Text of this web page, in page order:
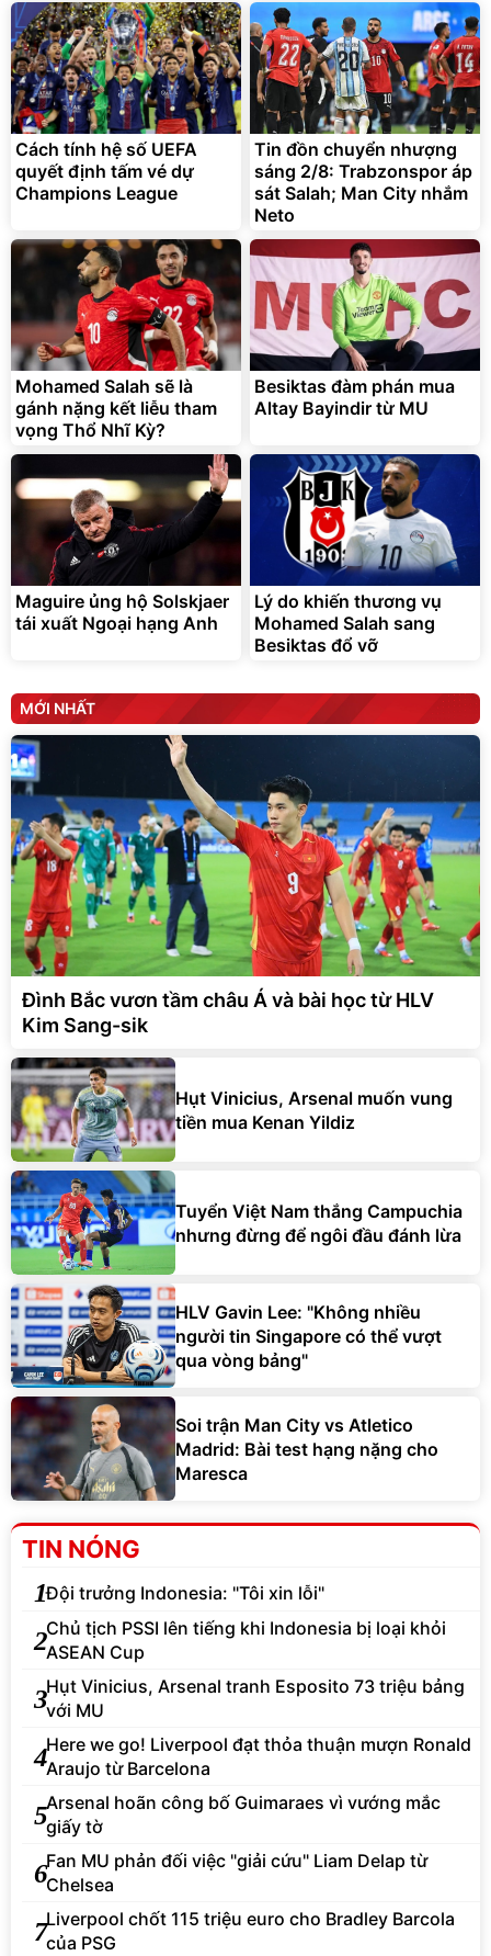
Bạt phủ xe ô tô cao cấp,
tráng nhôm 03 lớp
392.000đ
325.000đ
Đã bán nhiều
Xe đạp điện trợ lực G-
Force C14 gấp gọn bỏ cốp
tiện lợi
9.900.000đ
7.092.000đ
Đang xem nhiều
G-FORCE VIETNA
Cách tính hệ số UEFA
quyết định tấm vé dự
Champions League
Tin đồn chuyển nhượng
sáng 2/8: Trabzonspor áp
sát Salah; Man City nhắm
Neto
Mohamed Salah sẽ là
gánh nặng kết liễu tham
vọng Thổ Nhĩ Kỳ?
Besiktas đàm phán mua
Altay Bayindir từ MU
Maguire ủng hộ Solskjaer
tái xuất Ngoại hạng Anh
Lý do khiến thương vụ
Mohamed Salah sang
Besiktas đổ vỡ
MỚI NHẤT
Đình Bắc vươn tầm châu Á và bài học từ HLV
Kim Sang-sik
Hụt Vinicius, Arsenal muốn vung
tiền mua Kenan Yildiz
Tuyển Việt Nam thắng Campuchia
nhưng đừng để ngôi đầu đánh lừa
HLV Gavin Lee: "Không nhiều
người tin Singapore có thể vượt
qua vòng bảng"
Soi trận Man City vs Atletico
Madrid: Bài test hạng nặng cho
Maresca
TIN NÓNG
1Đội trưởng Indonesia: "Tôi xin lỗi"
2Chủ tịch PSSI lên tiếng khi Indonesia bị loại khỏi
ASEAN Cup
3Hụt Vinicius, Arsenal tranh Esposito 73 triệu bảng
với MU
4Here we go! Liverpool đạt thỏa thuận mượn Ronald
Araujo từ Barcelona
5Arsenal hoãn công bố Guimaraes vì vướng mắc
giấy tờ
6Fan MU phản đối việc "giải cứu" Liam Delap từ
Chelsea
7Liverpool chốt 115 triệu euro cho Bradley Barcola
của PSG